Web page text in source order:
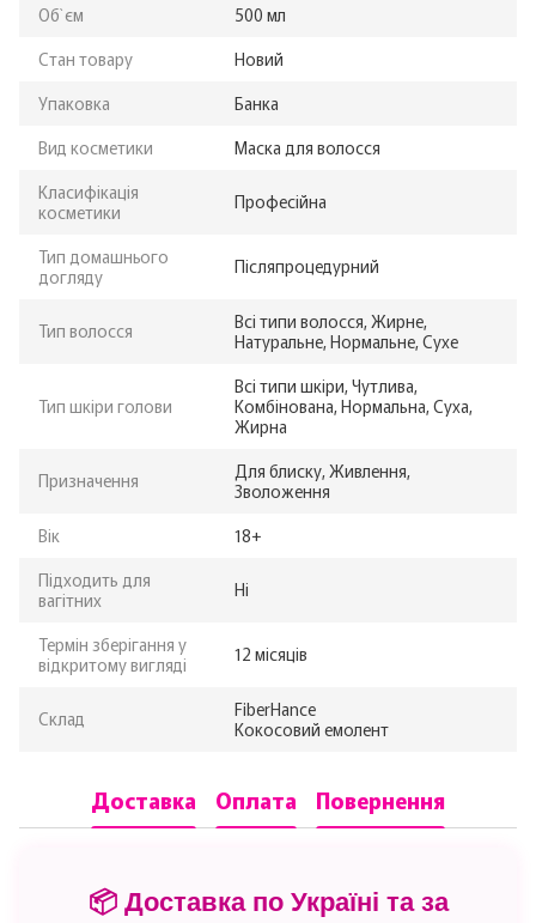
Об`єм
500 мл
Стан товару
Новий
Упаковка
Банка
Вид косметики
Маска для волосся
Класифікація
косметики
Професійна
Тип домашнього
догляду
Післяпроцедурний
Тип волосся
Всі типи волосся, Жирне,
Натуральне, Нормальне, Сухе
Тип шкіри голови
Всі типи шкіри, Чутлива,
Комбінована, Нормальна, Суха,
Жирна
Призначення
Для блиску, Живлення,
Зволоження
Вік
18+
Підходить для
вагітних
Ні
Термін зберігання у
відкритому вигляді
12 місяців
Склад
FiberHance
Кокосовий емолент
Доставка Оплата Повернення
📦 Доставка по Україні та за